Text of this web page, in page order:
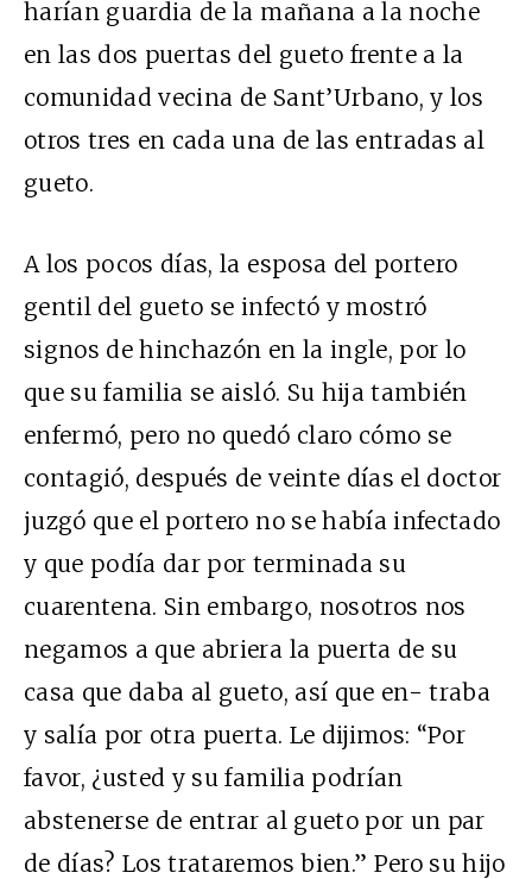
harían guardia de la mañana a la noche
en las dos puertas del gueto frente a la
comunidad vecina de Sant’Urbano, y los
otros tres en cada una de las entradas al
gueto.
A los pocos días, la esposa del portero
gentil del gueto se infectó y mostró
signos de hinchazón en la ingle, por lo
que su familia se aisló. Su hija también
enfermó, pero no quedó claro cómo se
contagió, después de veinte días el doctor
juzgó que el portero no se había infectado
y que podía dar por terminada su
cuarentena. Sin embargo, nosotros nos
negamos a que abriera la puerta de su
casa que daba al gueto, así que en- traba
y salía por otra puerta. Le dijimos: “Por
favor, ¿usted y su familia podrían
abstenerse de entrar al gueto por un par
de días? Los trataremos bien.” Pero su hijo